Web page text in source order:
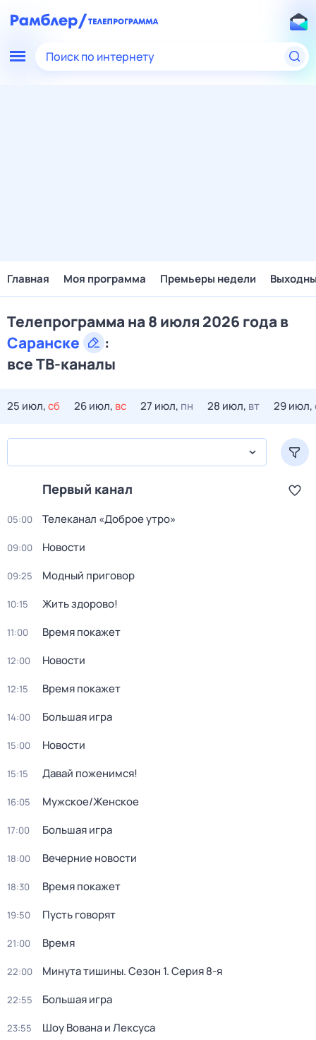
Поиск по интернету
Главная Моя программа Премьеры недели
Телепрограмма на 8 июля 2026 года в
Саранске
:
все ТВ-каналы
25 июл,сб 26 июл, вс 27 июл, пн 28 июл, вт 29 июл,
Первый канал
05:00 Телеканал «Доброе утро»
09:00 Новости
09:25 Модный приговор
10:15 Жить здорово!
11:00 Время покажет
12:00 Новости
12:15 Время покажет
14:00 Большая игра
15:00 Новости
15:15 Давай поженимся!
16:05 Мужское/Женское
17:00 Большая игра
18:00 Вечерние новости
18:30 Время покажет
19:50 Пусть говорят
21:00 Время
22:00 Минута тишины. Сезон 1. Серия 8-я
22:55 Большая игра
23:55 Шоу Вована и Лексуса